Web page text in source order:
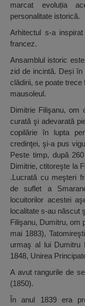
marcat evoluția
personalitate istorică.
Arhitectul s-a
francez.
Ansamblul istoric
zid de incintă. Deși
clădirii, se poate
mausoleul.
Dimitrie Filişanu, om
curată şi adevarată
copilărie în lupta
credinţei, şi-a pus
Peste timp, după
Dimitrie, ctitoreşte la
.Lucrată cu meşteri
de suflet a
locuitorilor acestei
localitate s-au născut
Filişanu, Dumitru, om
mai 1883),
urmaş al lui Dumitru
1848, Unirea
A avut rangurile de
(1850).
În anul 1839 era